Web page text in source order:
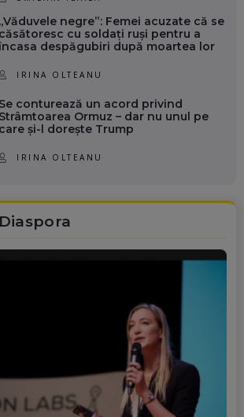
„Văduvele negre”: Femei acuzate că se
căsătoresc cu soldați ruși pentru a
despăgubiri după moartea lor
IRINA OLTEANU
Se conturează un acord privind
Strâmtoarea Ormuz – dar nu unul pe
care și-l dorește Trump
IRINA OLTEANU